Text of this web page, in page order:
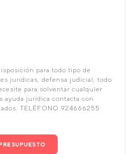
para todo tipo de
jurídicas, defensa judicial; todo
para solventar cualquier
ayuda jurídica contacta con
TELÉFONO 924666255